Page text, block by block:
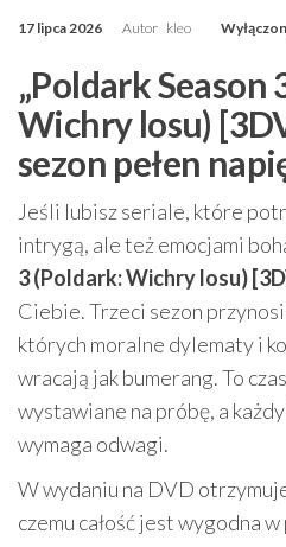
17 lipca 2026 Autor kleo
„Poldark Season
Wichry losu)
sezon pełen
Jeśli lubisz seriale, które
intrygą, ale też emocjami
3 (Poldark: Wichry losu)
Ciebie. Trzeci sezon
których moralne dylematy i
wracają jak bumerang. To
wystawiane na próbę, a
wymaga odwagi.
W wydaniu na DVD
czemu całość jest wygodna